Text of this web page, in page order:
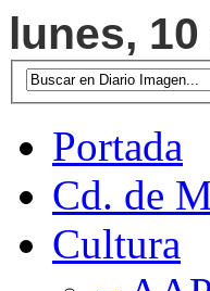
lunes,
Portada
Cd. de
Cultura